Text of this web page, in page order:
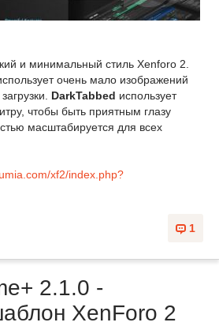
и минимальный стиль Xenforo 2.
очень мало изображений
DarkTabbed использует
чтобы быть приятным глазу
масштабируется для всех
xf2/index.php?
1
2.1.0 -
XenForo 2